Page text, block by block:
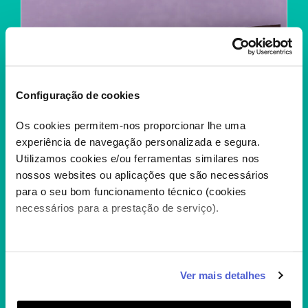
Configuração de cookies
Os cookies permitem-nos proporcionar lhe uma
experiência de navegação personalizada e segura.
Utilizamos cookies e/ou ferramentas similares nos
nossos websites ou aplicações que são necessários
para o seu bom funcionamento técnico (cookies
necessários para a prestação de serviço).
este serviço às suas preferências e apresentar-lhe
Ver mais detalhes